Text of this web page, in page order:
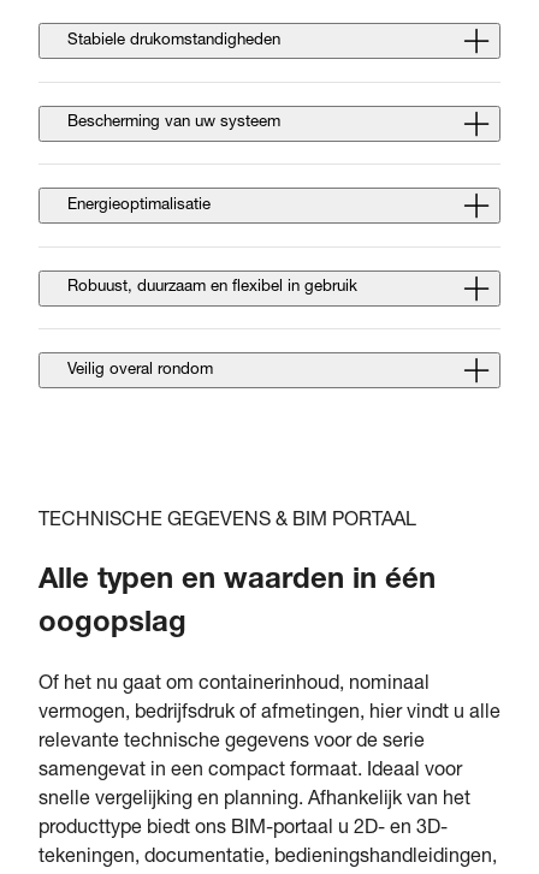
Stabiele drukomstandigheden
Bescherming van uw systeem
Energieoptimalisatie
Robuust, duurzaam en flexibel in gebruik
Veilig overal rondom
TECHNISCHE GEGEVENS & BIM PORTAAL
Alle typen en waarden in één
oogopslag
Of het nu gaat om containerinhoud, nominaal
vermogen, bedrijfsdruk of afmetingen, hier vindt u alle
relevante technische gegevens voor de serie
samengevat in een compact formaat. Ideaal voor
snelle vergelijking en planning. Afhankelijk van het
producttype biedt ons BIM-portaal u 2D- en 3D-
tekeningen, documentatie, bedieningshandleidingen,